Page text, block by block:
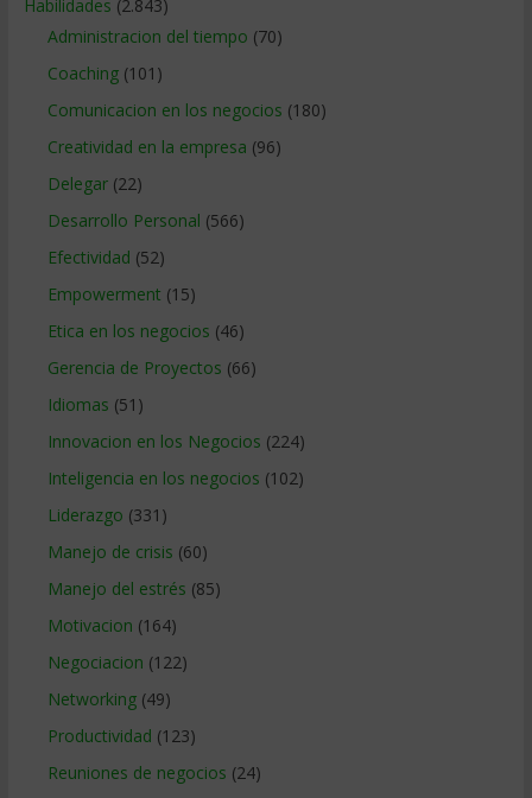
Habilidades (2.843)
Administracion del tiempo (70)
Coaching(101)
Comunicacion en los negocios (180)
Creatividad en la empresa (96)
Delegar(22)
Desarrollo Personal (566)
Efectividad (52)
Empowerment (15)
Etica en los negocios (46)
Gerencia de Proyectos (66)
Idiomas (51)
Innovacion en los Negocios (224)
Inteligencia en los negocios (102)
Liderazgo (331)
Manejo de crisis (60)
Manejo del estrés (85)
Motivacion (164)
Negociacion (122)
Networking(49)
Productividad (123)
Reuniones de negocios (24)